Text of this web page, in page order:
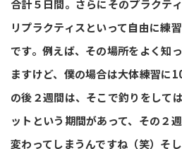
合計５日間。さらにそのプラクテ
リプラクティスといって自由に練
です。例えば、その場所をよく知
ますけど、僕の場合は大体練習に
の後２週間は、そこで釣りをして
ットという期間があって、その２
変わってしまうんですね（笑）そ